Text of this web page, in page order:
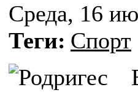
Среда, 16
Теги: Спорт